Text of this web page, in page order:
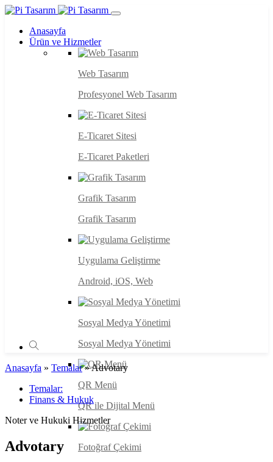
Anasayfa
Ürün ve Hizmetler
Web Tasarım
Profesyonel Web Tasarım
E-Ticaret Sitesi
E-Ticaret Paketleri
Grafik Tasarım
Grafik Tasarım
Uygulama Geliştirme
Android, iOS, Web
Sosyal Medya Yönetimi
Sosyal Medya Yönetimi
QR Menü
QR ile Dijital Menü
Fotoğraf Çekimi
Anasayfa » Temalar»Advotary
Temalar:
Finans & Hukuk
Noter ve Hukuki Hizmetler
Advotary